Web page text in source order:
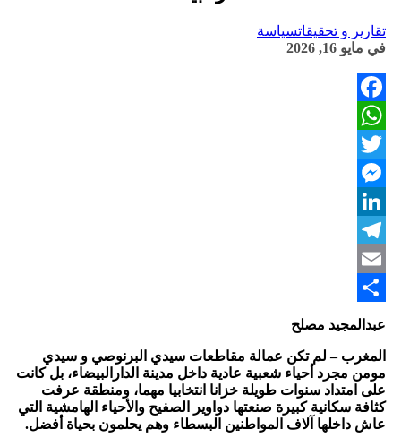
تقارير و تحقيقاتسياسة
في مايو 16, 2026
Facebook
WhatsApp
Twitter
Messenger
LinkedIn
Telegram
Email
Share
عبدالمجيد مصلح
المغرب – لم تكن عمالة مقاطعات سيدي البرنوصي و سيدي
مومن مجرد أحياء شعبية عادية داخل مدينة الدارالبيضاء، بل كانت
على امتداد سنوات طويلة خزانا انتخابيا مهما، ومنطقة عرفت
كثافة سكانية كبيرة صنعتها دواوير الصفيح والأحياء الهامشية التي
عاش داخلها آلاف المواطنين البسطاء وهم يحلمون بحياة أفضل.